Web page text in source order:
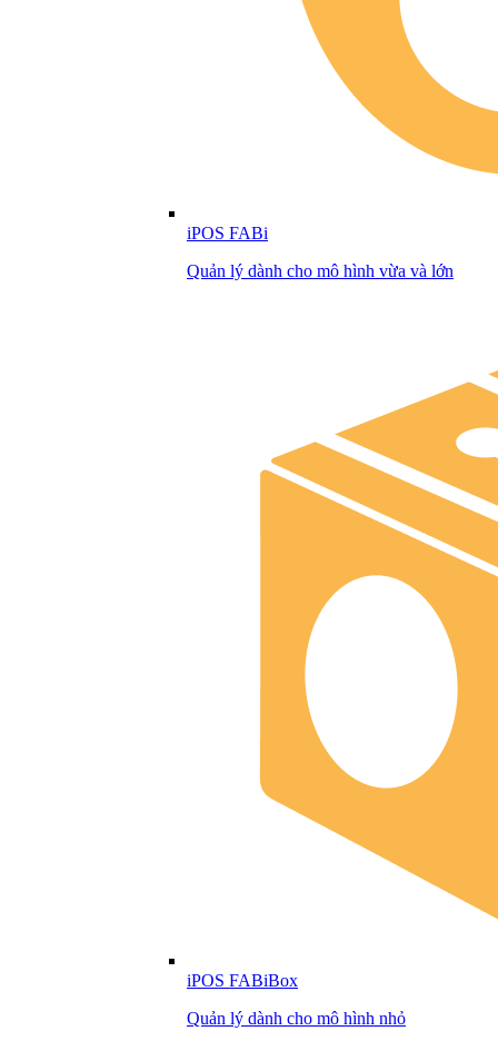
iPOS FABi
Quản lý dành cho mô hình vừa và lớn
iPOS FABiBox
Quản lý dành cho mô hình nhỏ